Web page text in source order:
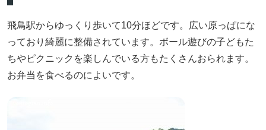
飛鳥駅からゆっくり歩いて10分ほどです。広い原っぱにな
っており綺麗に整備されています。ボール遊びの子どもた
ちやピクニックを楽しんでいる方もたくさんおられます。
お弁当を食べるのによいです。